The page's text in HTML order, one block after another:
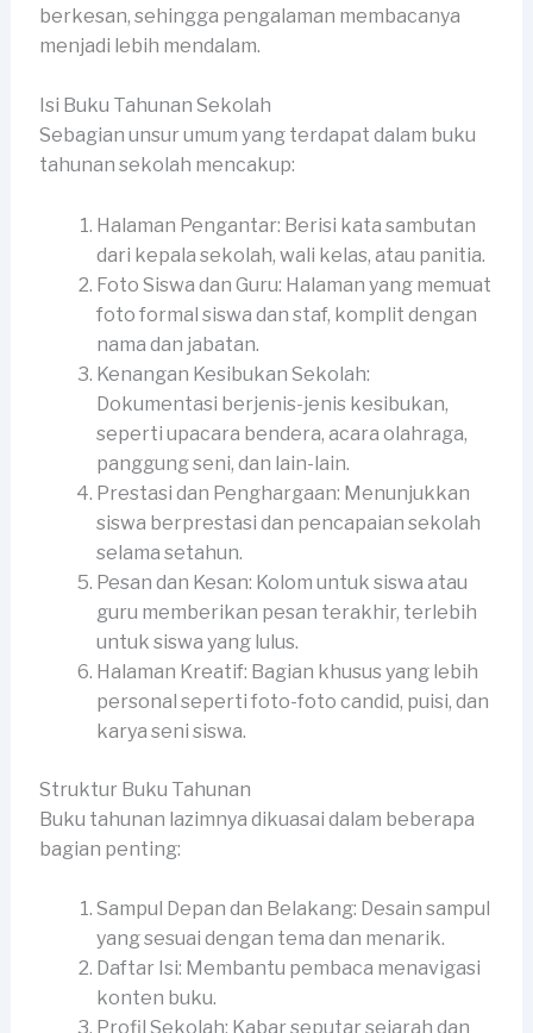
berkesan, sehingga pengalaman membacanya
menjadi lebih mendalam.
Isi Buku Tahunan Sekolah
Sebagian unsur umum yang terdapat dalam buku
tahunan sekolah mencakup:
Halaman Pengantar: Berisi kata sambutan
dari kepala sekolah, wali kelas, atau panitia.
Foto Siswa dan Guru: Halaman yang memuat
foto formal siswa dan staf, komplit dengan
nama dan jabatan.
Kenangan Kesibukan Sekolah:
Dokumentasi berjenis-jenis kesibukan,
seperti upacara bendera, acara olahraga,
panggung seni, dan lain-lain.
Prestasi dan Penghargaan: Menunjukkan
siswa berprestasi dan pencapaian sekolah
selama setahun.
Pesan dan Kesan: Kolom untuk siswa atau
guru memberikan pesan terakhir, terlebih
untuk siswa yang lulus.
Halaman Kreatif: Bagian khusus yang lebih
personal seperti foto-foto candid, puisi, dan
karya seni siswa.
Struktur Buku Tahunan
Buku tahunan lazimnya dikuasai dalam beberapa
bagian penting:
Sampul Depan dan Belakang: Desain sampul
yang sesuai dengan tema dan menarik.
Daftar Isi: Membantu pembaca menavigasi
konten buku.
Profil Sekolah: Kabar seputar sejarah dan